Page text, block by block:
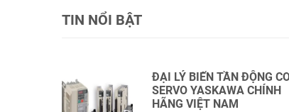
TIN NỔI BẬT
ĐẠI LÝ BIẾN TẦN ĐỘNG
SERVO YASKAWA CHÍNH
HÃNG VIỆT NAM